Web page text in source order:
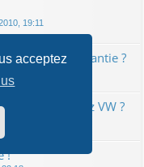
acceptez
19:11
et garantie ?
la revision chez VW ?
!